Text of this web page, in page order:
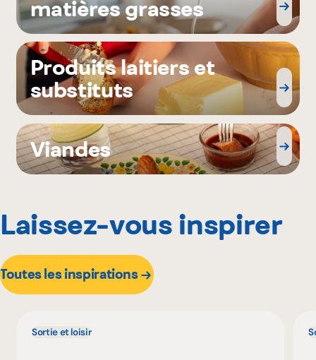
matières grasses
Produits laitiers et
substituts
Viandes
Laissez-vous inspirer
Toutes les inspirations
Sortie et loisir